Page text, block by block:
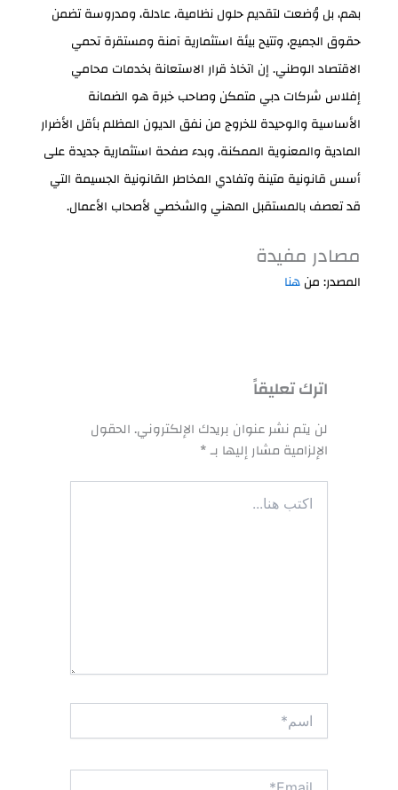
بهم، بل وُضعت لتقديم حلول نظامية، عادلة، ومدروسة تضمن
حقوق الجميع، وتتيح بيئة استثمارية آمنة ومستقرة تحمي
الاقتصاد الوطني. إن اتخاذ قرار الاستعانة بخدمات محامي
إفلاس شركات دبي متمكن وصاحب خبرة هو الضمانة
الأساسية والوحيدة للخروج من نفق الديون المظلم بأقل الأضرار
المادية والمعنوية الممكنة، وبدء صفحة استثمارية جديدة على
أسس قانونية متينة وتفادي المخاطر القانونية الجسيمة التي
قد تعصف بالمستقبل المهني والشخصي لأصحاب الأعمال.
مصادر مفيدة
المصدر: منهنا
اترك تعليقاً
لن يتم نشر عنوان بريدك الإلكتروني.الحقول
الإلزامية مشار إليها بـ*
اكتب
هنا...
اسم*
Email*